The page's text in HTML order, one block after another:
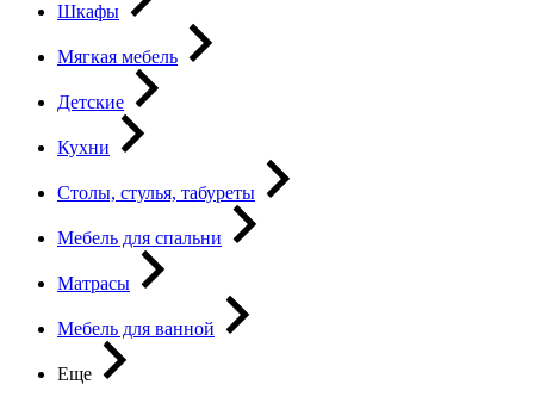
Шкафы
Мягкая мебель
Детские
Кухни
Столы, стулья, табуреты
Мебель для спальни
Матрасы
Мебель для ванной
Еще